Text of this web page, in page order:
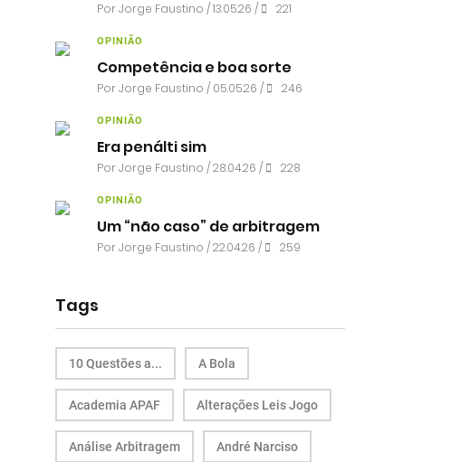
PorJorge Faustino / 13.05.26 / 221
OPINIÃO
Competência e boa sorte
PorJorge Faustino / 05.05.26 / 246
OPINIÃO
Era penálti sim
PorJorge Faustino / 28.04.26 / 228
OPINIÃO
Um “não caso” de arbitragem
PorJorge Faustino / 22.04.26 / 259
Tags
10 Questões a... A Bola
Academia APAF Alterações Leis Jogo
Análise Arbitragem André Narciso